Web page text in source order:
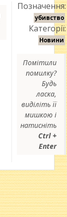
Позначення:
убивство
Категорії:
Новини
Помітили
помилку?
Будь
ласка,
виділіть її
мишкою і
натисніть
Ctrl +
Enter